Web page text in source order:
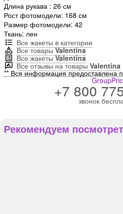
Длина рукава : 26 см
Рост фотомодели: 168 см
Размер фотомодели: 42
Ткань: лен
Все жакеты в категории
Все товарыValentina
Все жакетыValentina
Все отзывы на товары Valentina
** Вся информация предоставлена
+7 800
звонок
Рекомендуем